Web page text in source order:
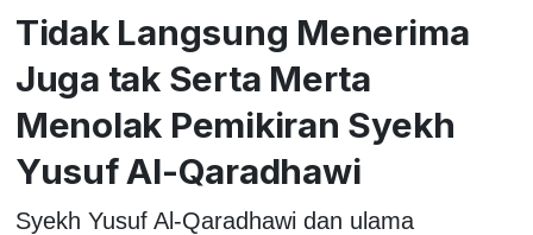
Tidak Langsung Menerima
Juga tak Serta Merta
Menolak Pemikiran Syekh
Yusuf Al-Qaradhawi
Syekh Yusuf Al-Qaradhawi dan ulama